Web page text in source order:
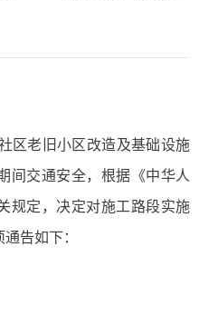
区老旧小区改造及基础设施
间交通安全，根据《中华人
规定，决定对施工路段实施
告如下：